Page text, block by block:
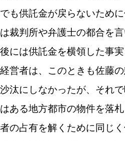
でも供託金が戻らないため
は裁判所や弁護士の都合を
後には供託金を横領した事
経営者は、このときも佐藤
沙汰にしなかったが、それ
はある地方都市の物件を落
者の占有を解くために同じ